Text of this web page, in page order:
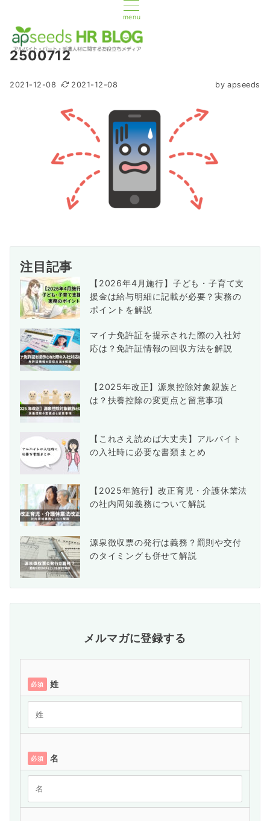
menu
2500712
2021-12-08 2021-12-08 by apseeds
注目記事
【2026年4月施行】子ども・子育て支
援金は給与明細に記載が必要？実務の
ポイントを解説
マイナ免許証を提示された際の入社対
応は？免許証情報の回収方法を解説
【2025年改正】源泉控除対象親族と
は？扶養控除の変更点と留意事項
【これさえ読めば大丈夫】アルバイト
の入社時に必要な書類まとめ
【2025年施行】改正育児・介護休業法
の社内周知義務について解説
源泉徴収票の発行は義務？罰則や交付
のタイミングも併せて解説
メルマガに登録する
必須 姓
必須 名